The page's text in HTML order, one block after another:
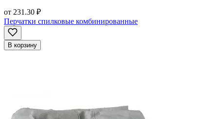
от 231.30 ₽
Перчатки спилковые комбинированные
В корзину